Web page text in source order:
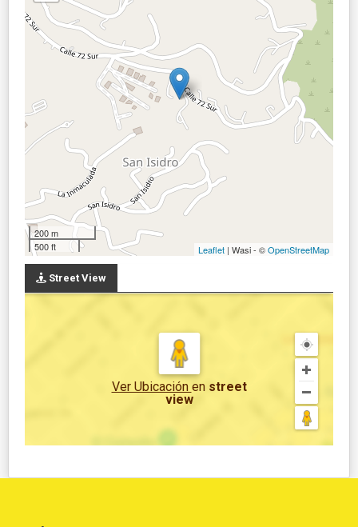
200 m
500 ft
Leaflet | Wasi - ©OpenStreetMap
Street View
Ver Ubicación en street
view